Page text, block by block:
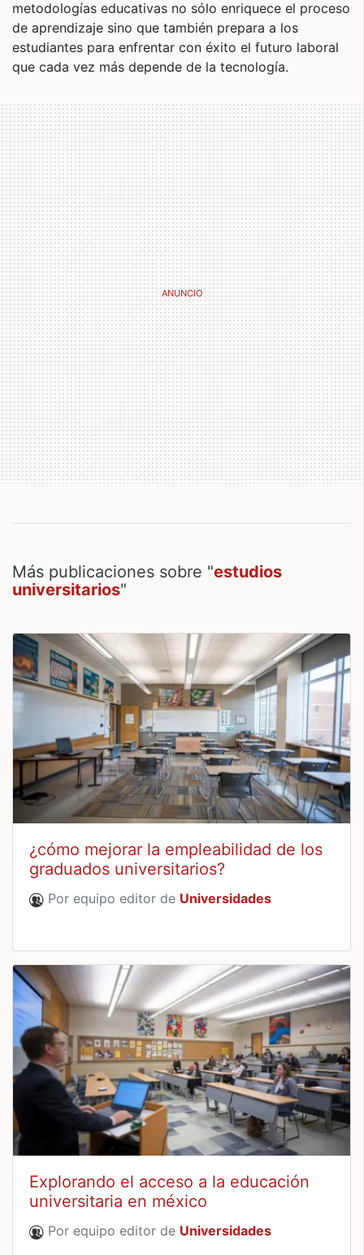
metodologías educativas no sólo enriquece el proceso
de aprendizaje sino que también prepara a los
estudiantes para enfrentar con éxito el futuro laboral
que cada vez más depende de la tecnología.
Más publicaciones sobre "estudios
universitarios"
¿cómo mejorar la empleabilidad de los
graduados universitarios?
Por equipo editor de Universidades
Explorando el acceso a la educación
universitaria en méxico
Por equipo editor de Universidades